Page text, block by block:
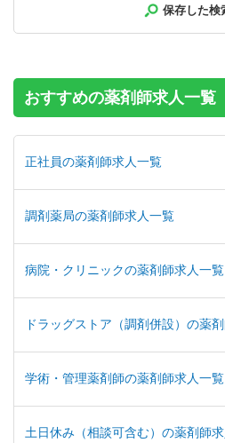
内の調剤薬局です＜薬剤師＞保存した検
おすすめの薬剤師求人一覧
正社員の薬剤師求人一覧
調剤薬局の薬剤師求人一覧
病院・クリニックの薬剤師求人一覧
ドラッグストア（調剤併設）の薬
学術・管理薬剤師の薬剤師求人一覧
土日休み（相談可含む）の薬剤師